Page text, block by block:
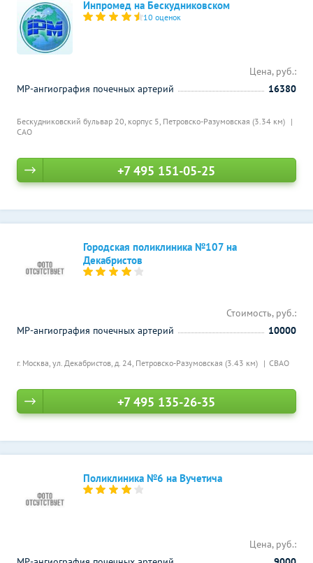
Инпромед на Бескудниковском
10 оценок
Бескудниковский бульвар 20, корпус 5, Петровско-Разумовская (3.34 км)
САО
Цена, руб.:
МР-ангиография почечных артерий
16380
+7 495 151-05-25
Городская поликлиника №107 на
Декабристов
г. Москва, ул. Декабристов, д. 24, Петровско-Разумовская (3.43 км) СВАО
Стоимость, руб.:
МР-ангиография почечных артерий
10000
+7 495 135-26-35
Поликлиника №6 на Вучетича
Цена, руб.: